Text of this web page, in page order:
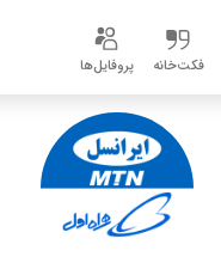
فکت‌خانه پروفایل‌ها